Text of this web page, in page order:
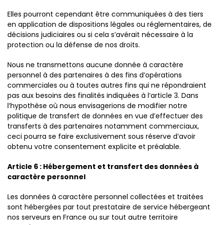
Elles pourront cependant être communiquées à des tiers
en application de dispositions légales ou réglementaires, de
décisions judiciaires ou si cela s’avérait nécessaire à la
protection ou la défense de nos droits.
Nous ne transmettons aucune donnée à caractère
personnel à des partenaires à des fins d’opérations
commerciales ou à toutes autres fins qui ne répondraient
pas aux besoins des finalités indiquées à l’article 3. Dans
l’hypothèse où nous envisagerions de modifier notre
politique de transfert de données en vue d’effectuer des
transferts à des partenaires notamment commerciaux,
ceci pourra se faire exclusivement sous réserve d’avoir
obtenu votre consentement explicite et préalable.
Article 6 : Hébergement et transfert des données à
caractère personnel
Les données à caractère personnel collectées et traitées
sont hébergées par tout prestataire de service hébergeant
nos serveurs en France ou sur tout autre territoire